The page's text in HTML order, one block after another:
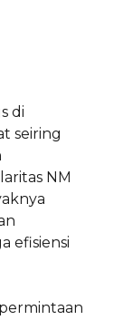
di
seiring
NM
efisiensi